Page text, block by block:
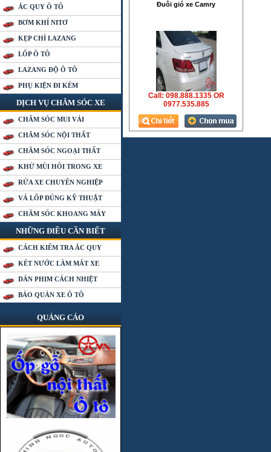
ẮC QUY Ô TÔ
BƠM KHÍ NITƠ
KẸP CHÌ LAZANG
LỐP Ô TÔ
LAZANG ĐỘ Ô TÔ
PHỤ KIỆN ĐI KÈM
DỊCH VỤ CHĂM SÓC XE
CHĂM SÓC MUI VẢI
CHĂM SÓC NỘI THẤT
CHĂM SÓC NGOẠI THẤT
KHỬ MÙI HÔI TRONG XE
RỬA XE CHUYÊN NGHIỆP
VÁ LỐP ĐÚNG KỸ THUẬT
CHĂM SÓC KHOANG MÁY
NHỮNG ĐIỀU CẦN BIẾT
CÁCH KIỂM TRA ẮC QUY
KÉT NƯỚC LÀM MÁT XE
DÁN PHIM CÁCH NHIỆT
BẢO QUẢN XE Ô TÔ
QUẢNG CÁO
Đuôi gió xe Camry
Call: 098.888.1335 OR
0977.535.885